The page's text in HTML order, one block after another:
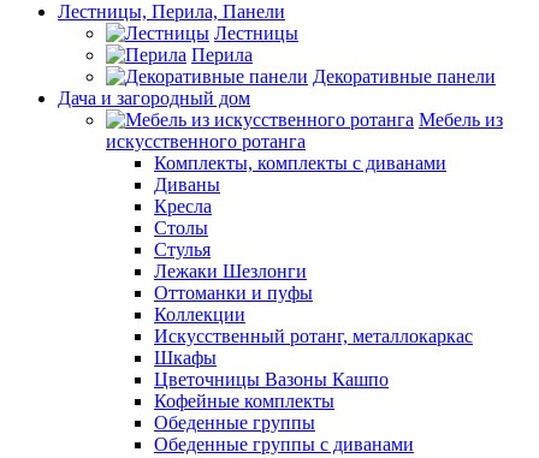
Лестницы, Перила, Панели
Лестницы
Перила
Декоративные панели
Дача и загородный дом
Мебель из
искусственного ротанга
Комплекты, комплекты с диванами
Диваны
Кресла
Столы
Стулья
Лежаки Шезлонги
Оттоманки и пуфы
Коллекции
Искусственный ротанг, металлокаркас
Шкафы
Цветочницы Вазоны Кашпо
Кофейные комплекты
Обеденные группы
Обеденные группы с диванами